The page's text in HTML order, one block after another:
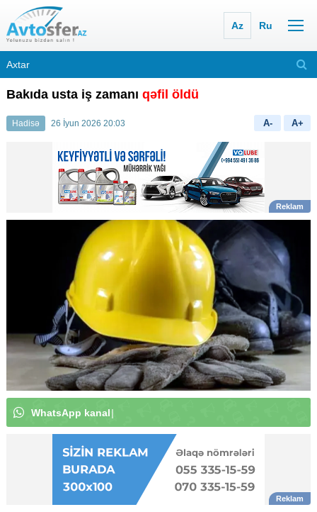
Az Ru
Bakıda usta iş zamanı qəfil öldü
Hadisə 26 İyun 2026 20:03 A- A+
WhatsApp kanalı